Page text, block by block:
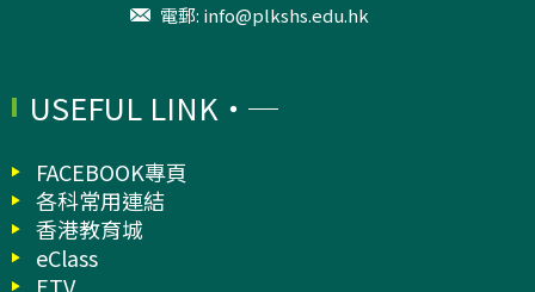
電郵: info@plkshs.edu.hk
USEFUL LINK
FACEBOOK專頁
各科常用連結
香港教育城
eClass
ETV